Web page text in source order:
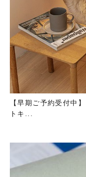
【早期ご予約受付中
トキ...